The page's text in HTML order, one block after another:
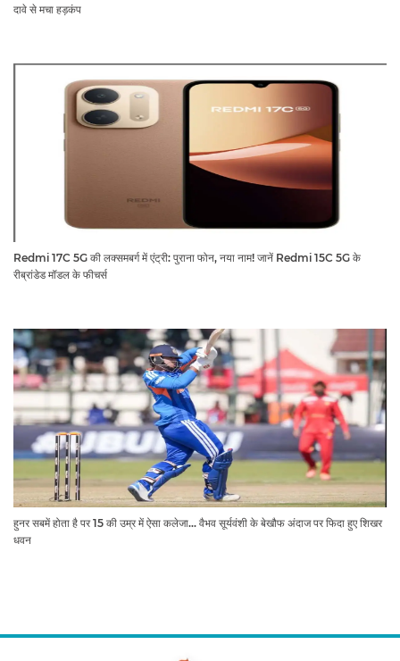
दावे से मचा हड़कंप
Redmi 17C 5G की लक्समबर्ग में एंट्री: पुराना फोन, नया नाम! जानें Redmi 15C 5G के
रीब्रांडेड मॉडल के फीचर्स
हुनर सबमें होता है पर 15 की उम्र में ऐसा कलेजा... वैभव सूर्यवंशी के बेखौफ अंदाज पर फिदा हुए शिखर
धवन